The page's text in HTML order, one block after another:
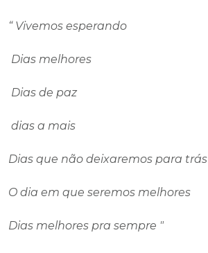
“ Vivemos esperando
Dias melhores
Dias de paz
dias a mais
Dias que não deixaremos para trás
O dia em que seremos melhores
Dias melhores pra sempre "